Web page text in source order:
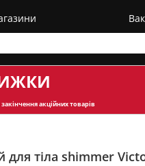
акційних товарів
для тіла shimmer